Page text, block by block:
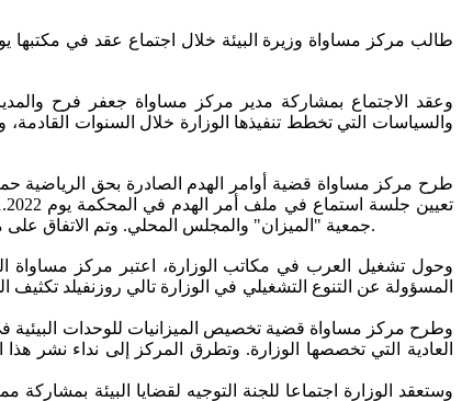
وعقد الاجتماع بمشاركة مدير مركز مساواة جعفر فرح
والسياسات التي تخطط تنفيذها الوزارة خلال السنوات
طرح مركز مساواة قضية أوامر الهدم الصادرة بحق الرياضية
جمعية "الميزان" والمجلس المحلي. وتم الاتفاق على متابعة القضايا المطروحة مع مديرة سلطة الطبيعة والحدائق والنيابة العامة خلال الأسبوع الجاري لمنع المصادقة على أمر الهدم من قبل المحكمة.
المسؤولة عن التنوع التشغيلي في الوزارة تالي روزنفيلد
وطرح مركز مساواة قضية تخصيص الميزانيات للوحدات البيئية
وستعقد الوزارة اجتماعا للجنة التوجيه لقضايا البيئة